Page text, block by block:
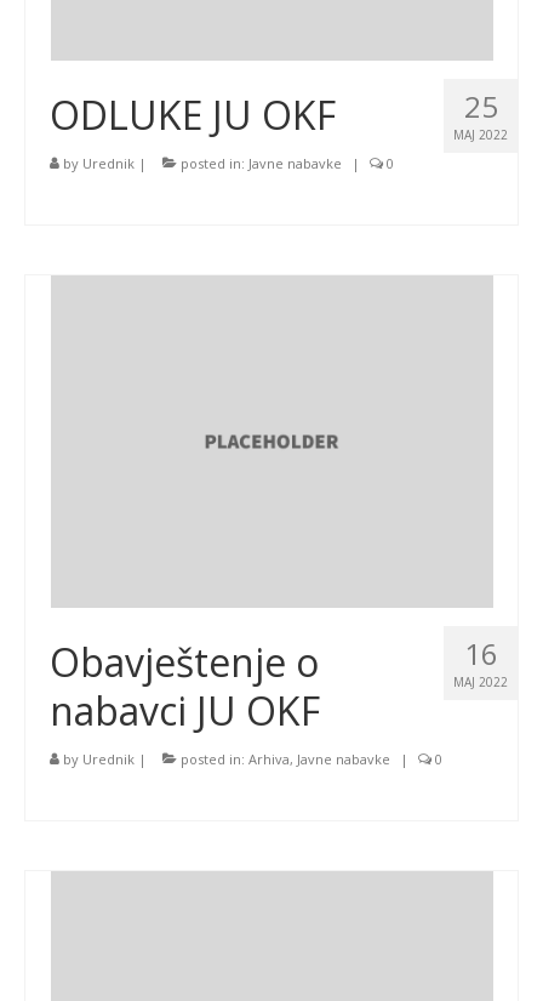
25
MAJ 2022
ODLUKE JU OKF
by Urednik | posted in: Javne nabavke | 0
16
MAJ 2022
Obavještenje o
nabavci JU OKF
by Urednik | posted in: Arhiva, Javne nabavke | 0